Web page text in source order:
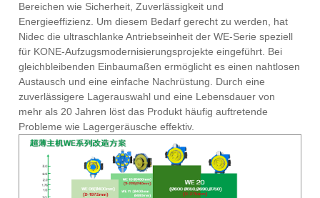
Bereichen wie Sicherheit, Zuverlässigkeit und
Energieeffizienz. Um diesem Bedarf gerecht zu werden, hat
Nidec die ultraschlanke Antriebseinheit der WE-Serie speziell
für KONE-Aufzugsmodernisierungsprojekte eingeführt. Bei
gleichbleibenden Einbaumaßen ermöglicht es einen nahtlosen
Austausch und eine einfache Nachrüstung. Durch eine
zuverlässigere Lagerauswahl und eine Lebensdauer von
mehr als 20 Jahren löst das Produkt häufig auftretende
Probleme wie Lagergeräusche effektiv.